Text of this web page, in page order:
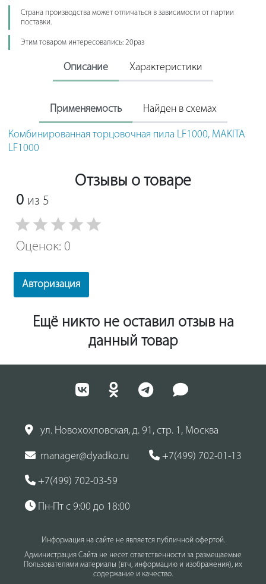
Страна производства может отличаться в зависимости от партии
поставки.
Этим товаром интересовались: 20раз
Описание Характеристики
Применяемость Найден в схемах
Комбинированная торцовочная пила LF1000, MAKITA
LF1000
Отзывы о товаре
0 из 5
Оценок: 0
Авторизация
Ещё никто не оставил отзыв на
данный товар
ул. Новохохловская, д. 91, стр. 1, Москва
manager@dyadko.ru +7(499) 702-01-13
+7(499) 702-03-59
Пн-Пт с 9:00 до 18:00
Информация на сайте не является публичной офертой.
Администрация Сайта не несет ответственности за размещаемые
Пользователями материалы (втч, информацию и изображения), их
содержание и качество.